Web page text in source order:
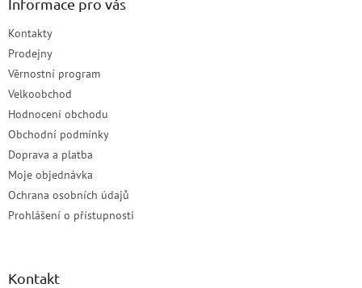
Informace pro vás
Kontakty
Prodejny
Věrnostní program
Velkoobchod
Hodnocení obchodu
Obchodní podmínky
Doprava a platba
Moje objednávka
Ochrana osobních údajů
Prohlášení o přístupnosti
Kontakt